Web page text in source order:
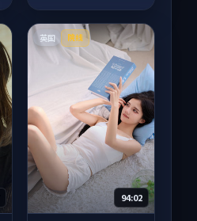
英国 院线
94:02